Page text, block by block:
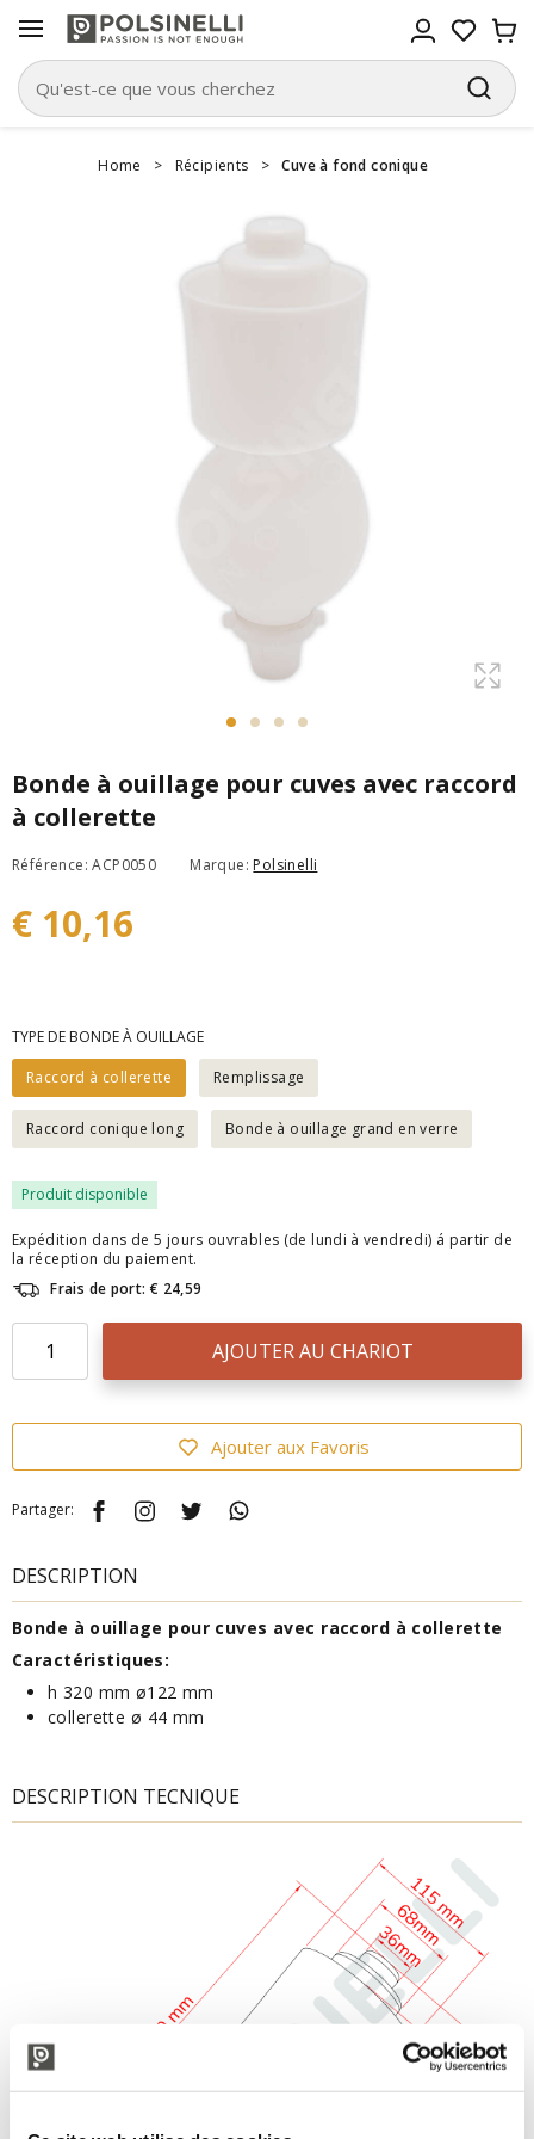
Home > Récipients > Cuve à fond conique
Bonde à ouillage pour cuves avec raccord
à collerette
Référence: ACP0050 Marque: Polsinelli
€ 10,16
TYPE DE BONDE À OUILLAGE
Raccord à collerette
Remplissage
Raccord conique long Bonde à ouillage grand en verre
Produit disponible
Expédition dans de 5 jours ouvrables (de lundi à vendredi) á partir de
la réception du paiement.
Frais de port: € 24,59
AJOUTER AU CHARIOT
Ajouter aux Favoris
Partager:
DESCRIPTION
Bonde à ouillage pour cuves avec raccord à collerette
Caractéristiques:
h 320 mm ø122 mm
collerette ø 44 mm
DESCRIPTION TECNIQUE